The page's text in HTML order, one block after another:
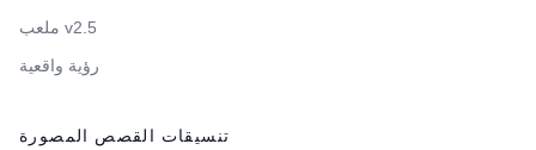
ملعب v2.5
رؤية واقعية
تنسيقات القصص المصورة